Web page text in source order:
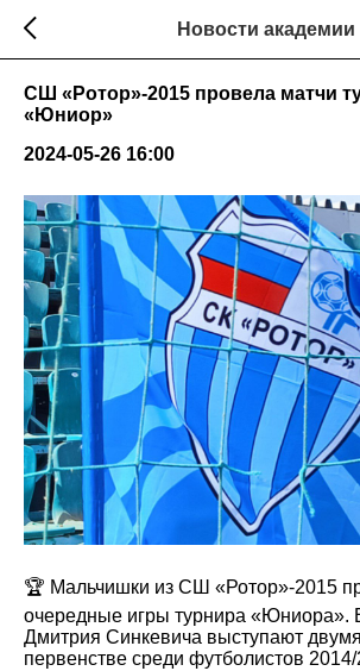
Новости академии
СШ «Ротор»-2015 провела матчи
«Юниор»
2024-05-26 16:00
🏆 Мальчишки из СШ «Ротор»-2015
очередные игры турнира «Юниора».
Дмитрия Синкевича выступают
первенстве среди футболистов 2014/